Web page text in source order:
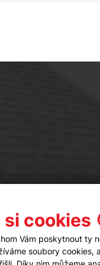
si cookies
Vám poskytnout ty
soubory cookies,